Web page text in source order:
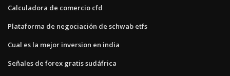
Calculadora de comercio cfd
Plataforma de negociación de schwab etfs
Cual es la mejor inversion en india
Señales de forex gratis sudáfrica